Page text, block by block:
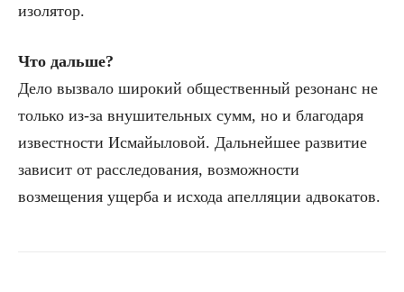
изолятор.
Что дальше?
Дело вызвало широкий общественный резонанс не
только из-за внушительных сумм, но и благодаря
известности Исмайыловой. Дальнейшее развитие
зависит от расследования, возможности
возмещения ущерба и исхода апелляции адвокатов.